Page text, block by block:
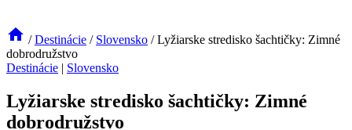
/ Destinácie / Slovensko / Lyžiarske stredisko šachtičky: Zimné
dobrodružstvo
Destinácie | Slovensko
Lyžiarske stredisko šachtičky: Zimné
dobrodružstvo